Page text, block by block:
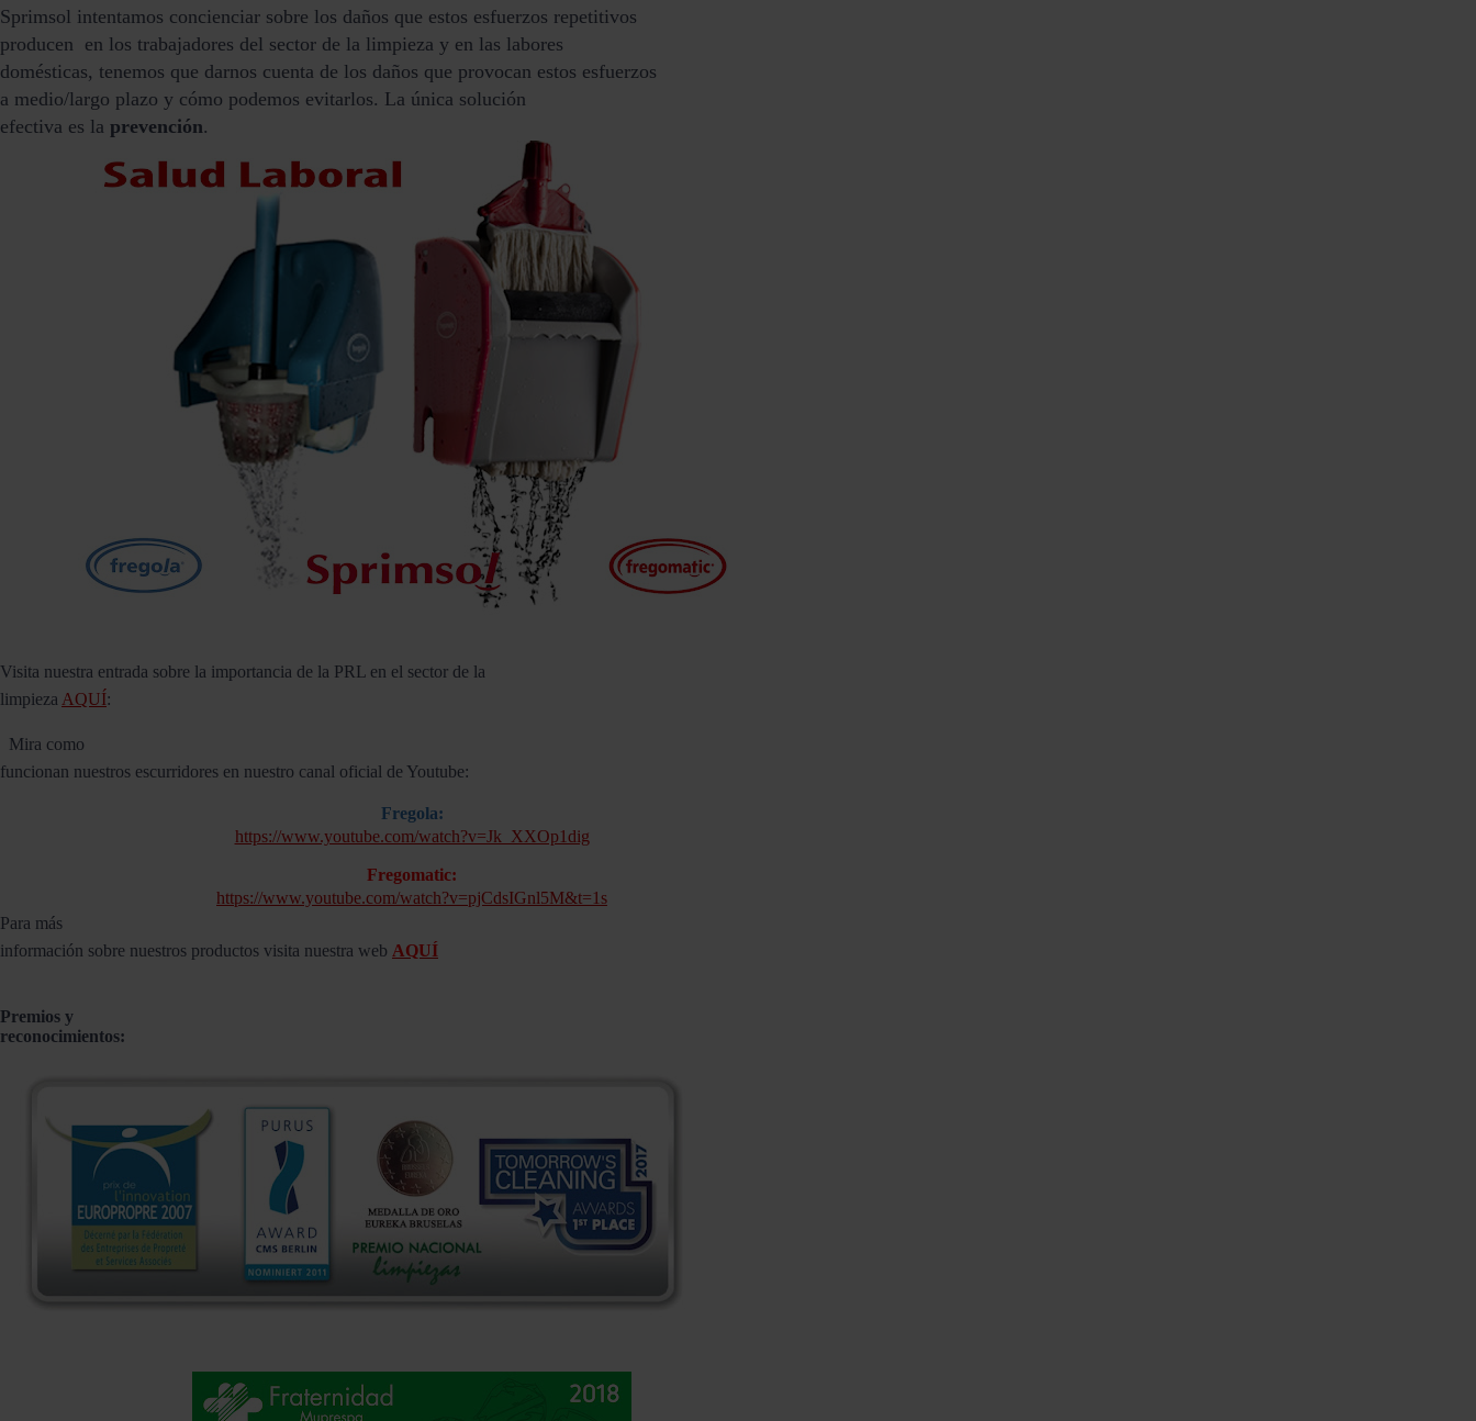
Sprimsol intentamos concienciar sobre los daños que estos esfuerzos repetitivos
producen en los trabajadores del sector de la limpieza y en las labores
domésticas, tenemos que darnos cuenta de los daños que provocan estos esfuerzos
a medio/largo plazo y cómo podemos evitarlos. La única solución
efectiva es la prevención.
Visita nuestra entrada sobre la importancia de la PRL en el sector de la
limpieza AQUÍ:
Mira como
funcionan nuestros escurridores en nuestro canal oficial de Youtube:
Fregola:
https://www.youtube.com/watch?v=Jk_XXOp1dig
Fregomatic:
https://www.youtube.com/watch?v=pjCdsIGnl5M&t=1s
Para más
información sobre nuestros productos visita nuestra web AQUÍ
Premios y
reconocimientos: